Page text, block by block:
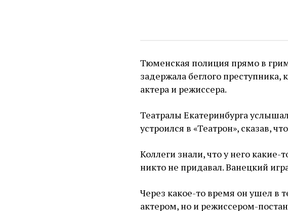
Тюменская полиция прямо в
задержала беглого
актера и режиссера.
Театралы Екатеринбурга
устроился в «Театрон», сказав,
Коллеги знали, что у него
никто не придавал. Ванецкий
Через какое-то время он ушел в
актером, но и режиссером-